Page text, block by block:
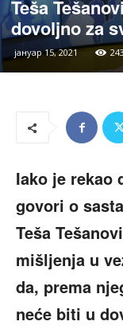
Teša
dovoljno za
јануар 15, 2021 243
Iako je rekao
govori o
Teša
mišljenja u
da, prema
neće biti u